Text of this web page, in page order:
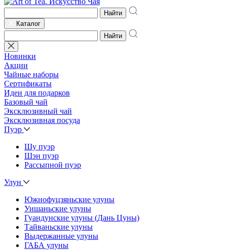
Найти
Каталог
Найти
Новинки
Акции
Чайные наборы
Сертификаты
Идеи для подарков
Базовый чай
Эксклюзивный чай
Эксклюзивная посуда
Пуэр
Шу пуэр
Шэн пуэр
Рассыпной пуэр
Улун
Южнофуцзяньские улуны
Уишаньские улуны
Гуандунские улуны (Дань Цуны)
Тайваньские улуны
Выдержанные улуны
ГАБА улуны